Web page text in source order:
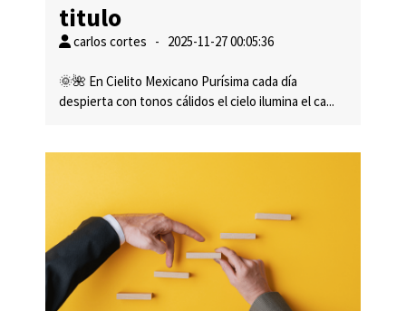
titulo
carlos cortes - 2025-11-27 00:05:36
🌞🌺 En Cielito Mexicano Purísima cada día
despierta con tonos cálidos el cielo ilumina el ca...